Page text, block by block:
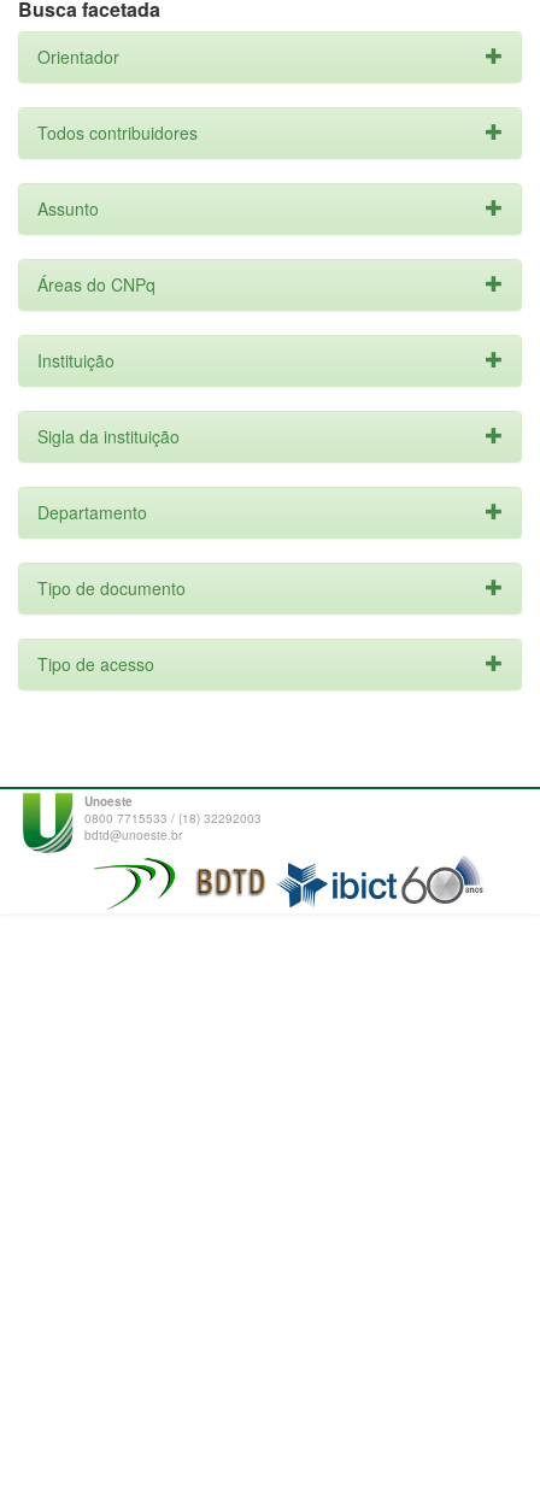
Busca facetada
Orientador
Todos contribuidores
Assunto
Áreas do CNPq
Instituição
Sigla da instituição
Departamento
Tipo de documento
Tipo de acesso
Unoeste
0800 7715533 / (18) 32292003
bdtd@unoeste.br